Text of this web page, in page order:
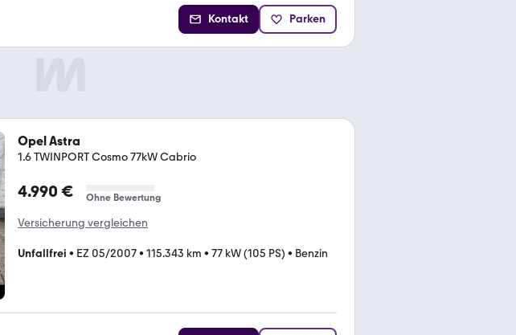
Kontakt Parken
Opel Astra
1.6 TWINPORT Cosmo 77kW Cabrio
4.990 € Ohne Bewertung
Versicherung vergleichen
Unfallfrei • EZ 05/2007• 115.343 km • 77 kW (105 PS) • Benzin